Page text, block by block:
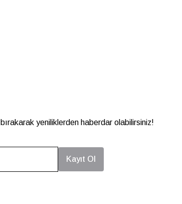
yeniliklerden haberdar olabilirsiniz!
Kayıt Ol